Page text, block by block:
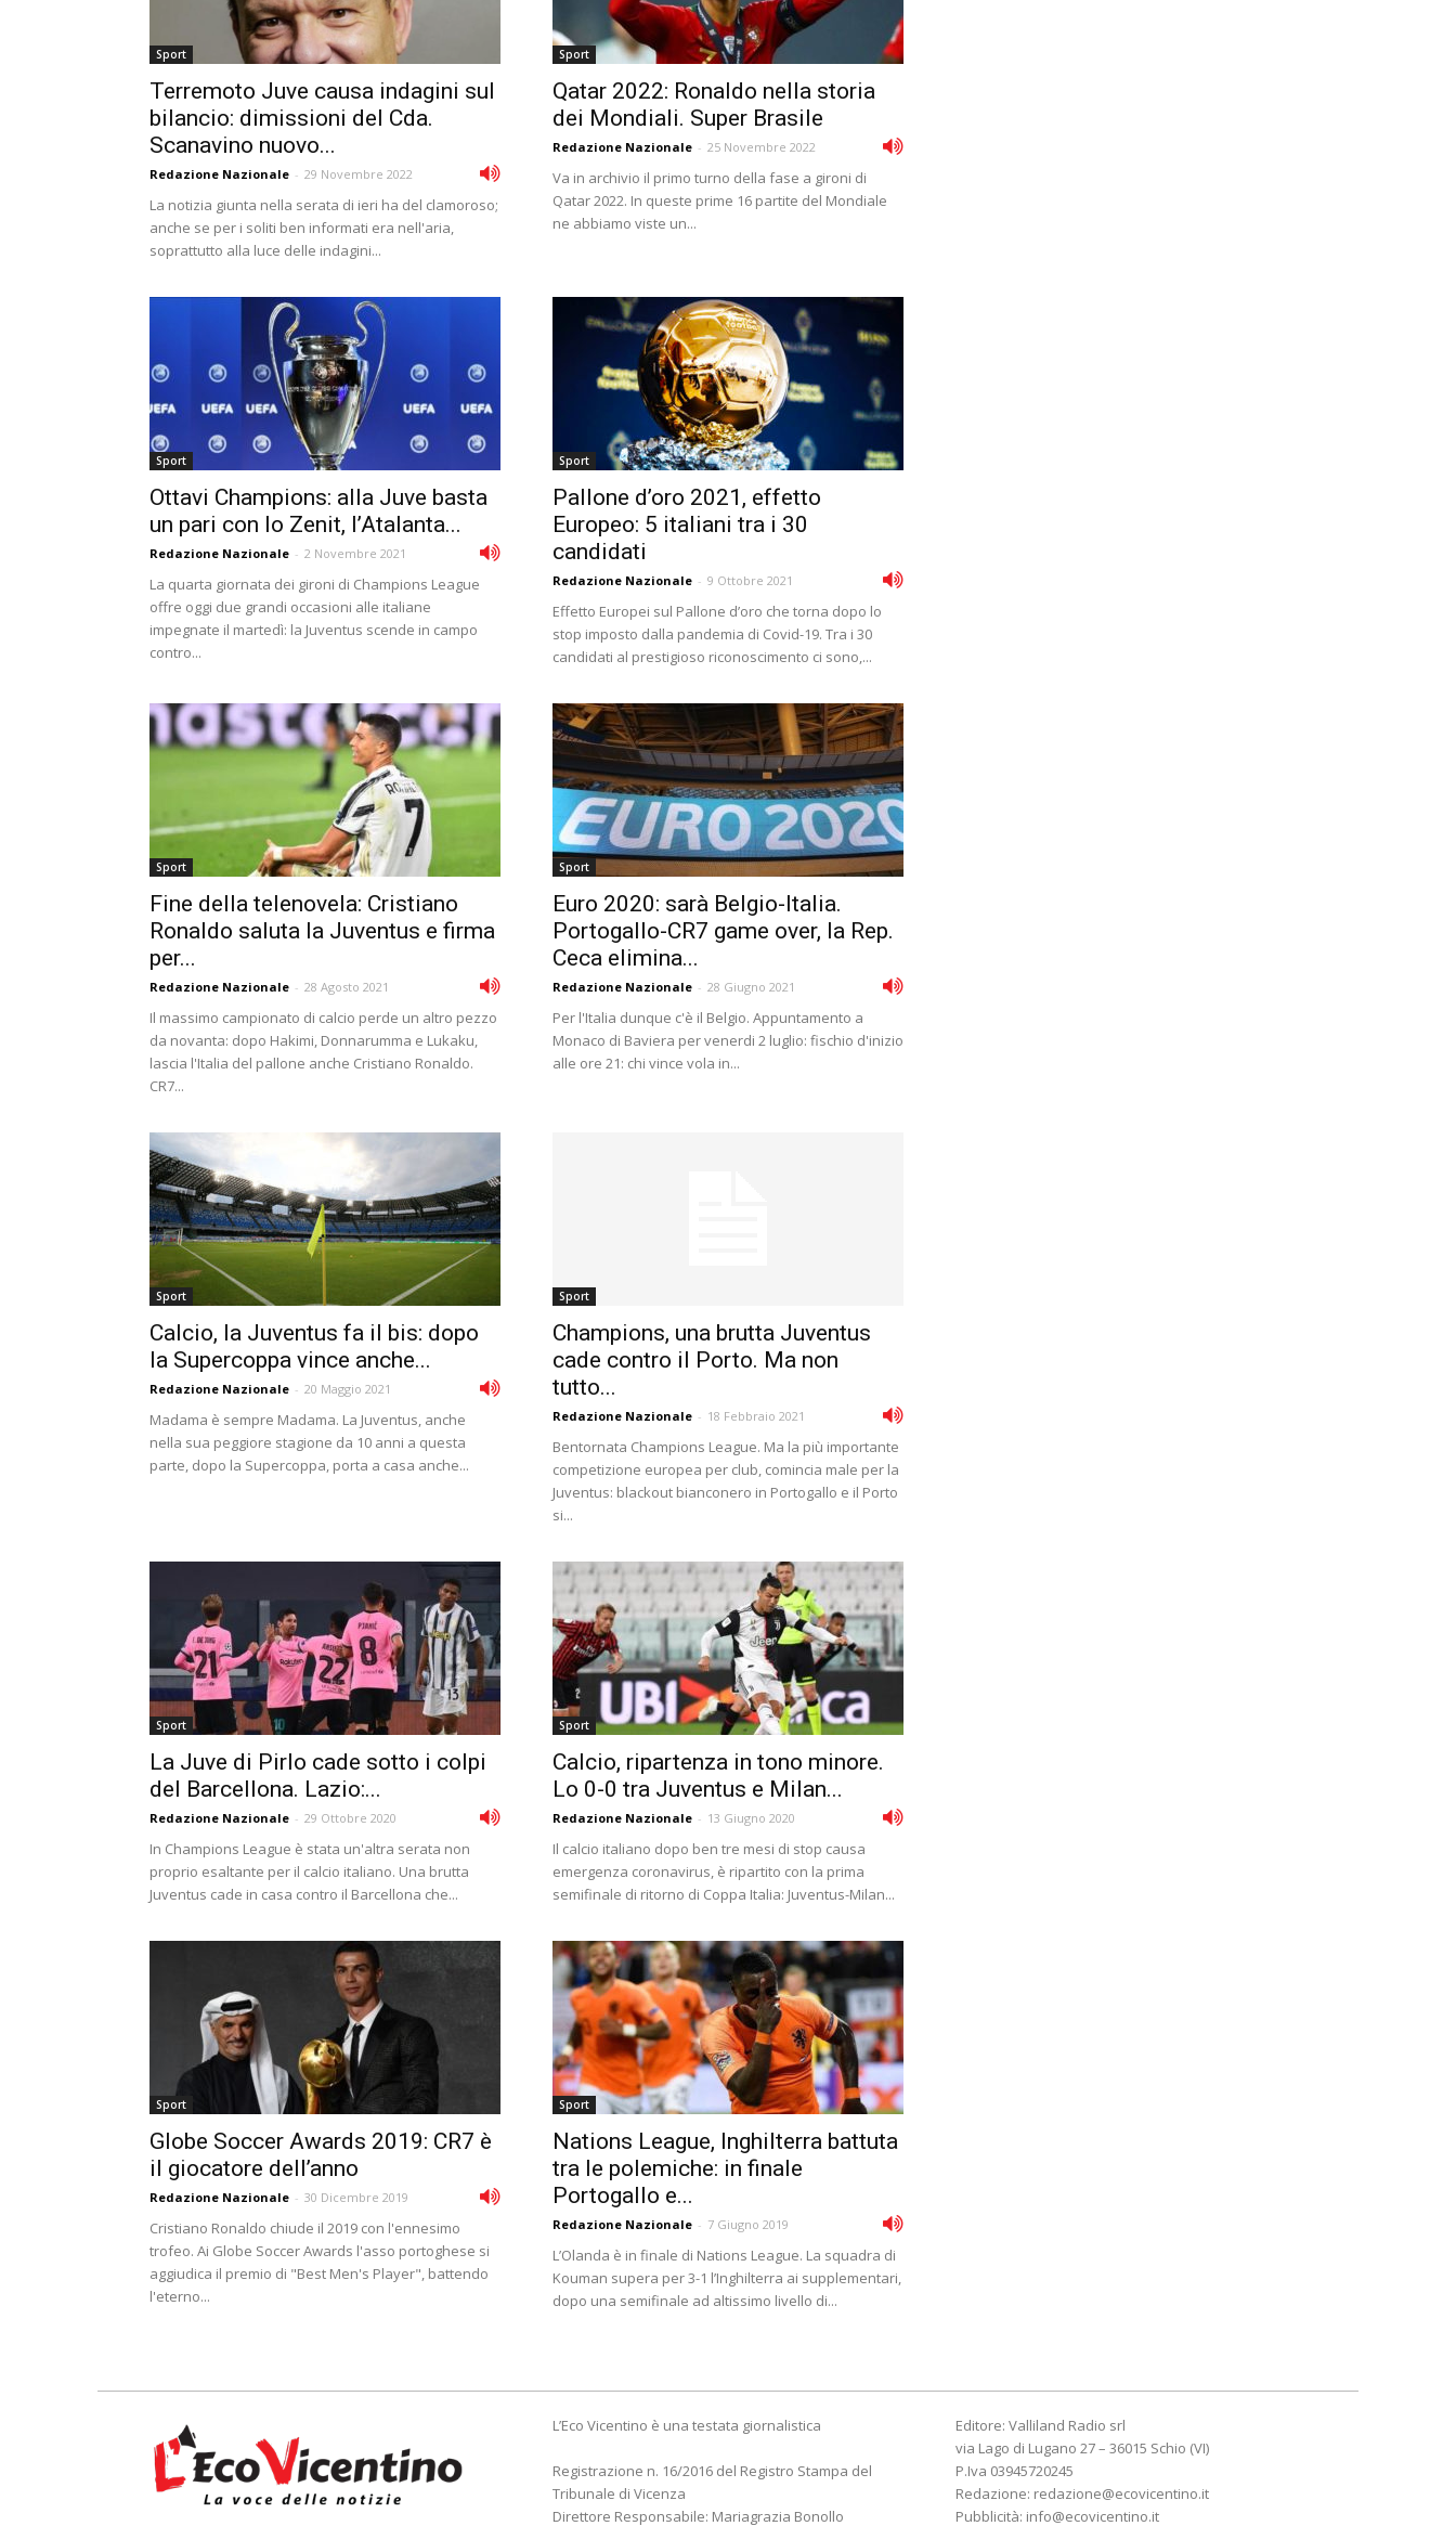
Sport
Terremoto Juve causa indagini sul
bilancio: dimissioni del Cda.
Scanavino nuovo...
Redazione Nazionale - 29 Novembre 2022
La notizia giunta nella serata di ieri ha del clamoroso;
anche se per i soliti ben informati era nell'aria,
soprattutto alla luce delle indagini...
Sport
Qatar 2022: Ronaldo nella storia
dei Mondiali. Super Brasile
Redazione Nazionale - 25 Novembre 2022
Va in archivio il primo turno della fase a gironi di
Qatar 2022. In queste prime 16 partite del Mondiale
ne abbiamo viste un...
Sport
Ottavi Champions: alla Juve basta
un pari con lo Zenit, l’Atalanta...
Redazione Nazionale - 2 Novembre 2021
La quarta giornata dei gironi di Champions League
offre oggi due grandi occasioni alle italiane
impegnate il martedì: la Juventus scende in campo
contro...
Sport
Pallone d’oro 2021, effetto
Europeo: 5 italiani tra i 30
candidati
Redazione Nazionale - 9 Ottobre 2021
Effetto Europei sul Pallone d’oro che torna dopo lo
stop imposto dalla pandemia di Covid-19. Tra i 30
candidati al prestigioso riconoscimento ci sono,...
Sport
Fine della telenovela: Cristiano
Ronaldo saluta la Juventus e firma
per...
Redazione Nazionale - 28 Agosto 2021
Il massimo campionato di calcio perde un altro pezzo
da novanta: dopo Hakimi, Donnarumma e Lukaku,
lascia l'Italia del pallone anche Cristiano Ronaldo.
CR7...
Sport
Euro 2020: sarà Belgio-Italia.
Portogallo-CR7 game over, la Rep.
Ceca elimina...
Redazione Nazionale - 28 Giugno 2021
Per l'Italia dunque c'è il Belgio. Appuntamento a
Monaco di Baviera per venerdi 2 luglio: fischio d'inizio
alle ore 21: chi vince vola in...
Sport
Calcio, la Juventus fa il bis: dopo
la Supercoppa vince anche...
Redazione Nazionale - 20 Maggio 2021
Madama è sempre Madama. La Juventus, anche
nella sua peggiore stagione da 10 anni a questa
parte, dopo la Supercoppa, porta a casa anche...
Sport
Champions, una brutta Juventus
cade contro il Porto. Ma non
tutto...
Redazione Nazionale - 18 Febbraio 2021
Bentornata Champions League. Ma la più importante
competizione europea per club, comincia male per la
Juventus: blackout bianconero in Portogallo e il Porto
si...
Sport
La Juve di Pirlo cade sotto i colpi
del Barcellona. Lazio:...
Redazione Nazionale - 29 Ottobre 2020
In Champions League è stata un'altra serata non
proprio esaltante per il calcio italiano. Una brutta
Juventus cade in casa contro il Barcellona che...
Sport
Calcio, ripartenza in tono minore.
Lo 0-0 tra Juventus e Milan...
Redazione Nazionale - 13 Giugno 2020
Il calcio italiano dopo ben tre mesi di stop causa
emergenza coronavirus, è ripartito con la prima
semifinale di ritorno di Coppa Italia: Juventus-Milan...
Sport
Globe Soccer Awards 2019: CR7 è
il giocatore dell’anno
Redazione Nazionale - 30 Dicembre 2019
Cristiano Ronaldo chiude il 2019 con l'ennesimo
trofeo. Ai Globe Soccer Awards l'asso portoghese si
aggiudica il premio di "Best Men's Player", battendo
l'eterno...
Sport
Nations League, Inghilterra battuta
tra le polemiche: in finale
Portogallo e...
Redazione Nazionale - 7 Giugno 2019
L’Olanda è in finale di Nations League. La squadra di
Kouman supera per 3-1 l’Inghilterra ai supplementari,
dopo una semifinale ad altissimo livello di...
L’Eco Vicentino è una testata giornalistica
Registrazione n. 16/2016 del Registro Stampa del
Tribunale di Vicenza
Direttore Responsabile: Mariagrazia Bonollo
Editore: Valliland Radio srl
via Lago di Lugano 27 – 36015 Schio (VI)
P.Iva 03945720245
Redazione: redazione@ecovicentino.it
Pubblicità: info@ecovicentino.it